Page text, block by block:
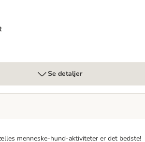
Se detaljer
menneske-hund-aktiviteter er det bedste!